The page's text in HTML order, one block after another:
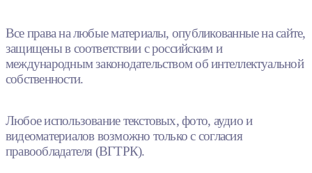
Все права на любые материалы, опубликованные на сайте,
защищены в соответствии с российским и
международным законодательством об интеллектуальной
собственности.
Любое использование текстовых, фото, аудио и
видеоматериалов возможно только с согласия
правообладателя (ВГТРК).